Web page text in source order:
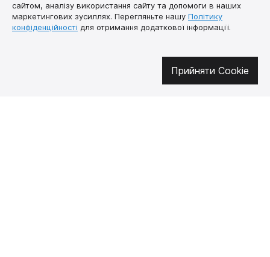
Долучайтесь у соцмережах
сайтом, аналізу використання сайту та допомоги в наших
маркетингових зусиллях. Перегляньте нашу Політику
конфіденційності для отримання додаткової інформації.
Прийняти Cookie